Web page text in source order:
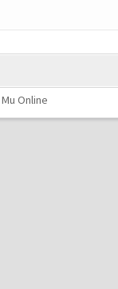
Mu Online